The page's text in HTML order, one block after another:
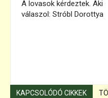
A lovasok kérdeztek. Aki
válaszol: Stróbl Dorottya
KAPCSOLÓDÓ CIKKEK